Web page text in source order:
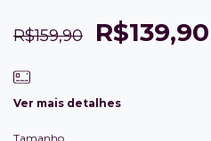
R$159,90 R$139,90
Ver mais detalhes
Tamanho